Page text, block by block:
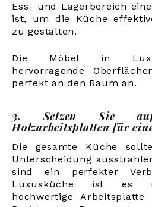
Ess- und Lagerbereich
ist, um die Küche
zu gestalten.
Die Möbel in
hervorragende
perfekt an den Raum an.
3. Setzen Sie
Holzarbeitsplatten für
Die gesamte Küche
Unterscheidung
sind ein perfekter
Luxusküche ist es
hochwertige